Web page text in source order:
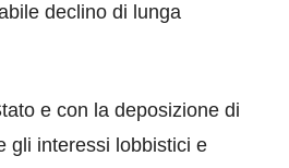
declino di lunga
e con la deposizione di
gli interessi lobbistici e